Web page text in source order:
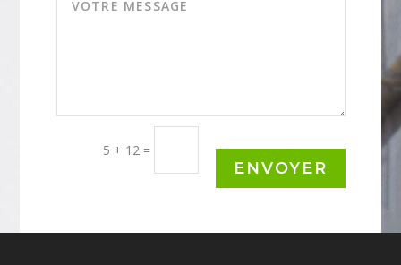
5 + 12=
ENVOYER